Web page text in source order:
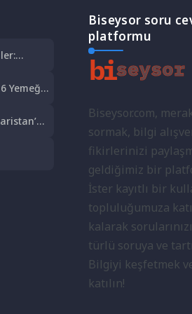
Yemeği:
Biseysor soru
platformu
Biseysor.com,
sormak, bilgi
fikirlerinizi
geldiğimiz bir
İster kayıtlı bir
topluluğumuza
kalarak
türlü soruya ve
Bilgiyi keşfetmek
katılın!